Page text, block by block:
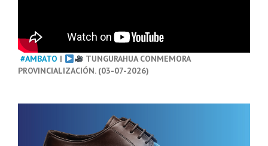
#AMBATO |
TUNGURAHUA CONMEMORA
PROVINCIALIZACIÓN. (03-07-2026)